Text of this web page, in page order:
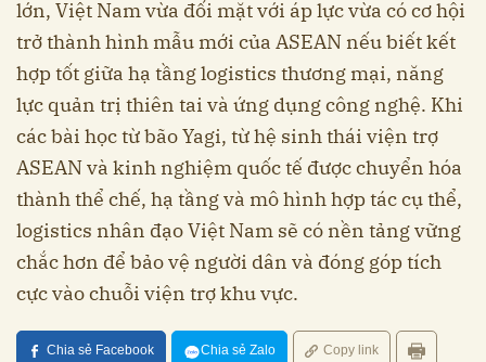
lớn, Việt Nam vừa đối mặt với áp lực vừa có cơ hội
trở thành hình mẫu mới của ASEAN nếu biết kết
hợp tốt giữa hạ tầng logistics thương mại, năng
lực quản trị thiên tai và ứng dụng công nghệ. Khi
các bài học từ bão Yagi, từ hệ sinh thái viện trợ
ASEAN và kinh nghiệm quốc tế được chuyển hóa
thành thể chế, hạ tầng và mô hình hợp tác cụ thể,
logistics nhân đạo Việt Nam sẽ có nền tảng vững
chắc hơn để bảo vệ người dân và đóng góp tích
cực vào chuỗi viện trợ khu vực.
Chia sẻ Facebook Chia sẻ Zalo Copy link